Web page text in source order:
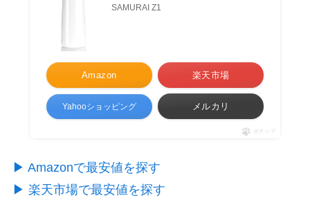
SAMURAI Z1
Amazon 楽天市場
Yahooショッピング メルカリ
ポチップ
▶︎ Amazonで最安値を探す
▶︎ 楽天市場で最安値を探す